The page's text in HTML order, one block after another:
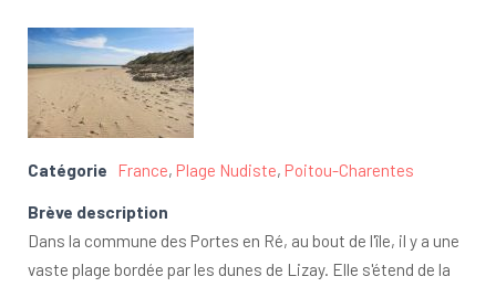
Catégorie France, Plage Nudiste, Poitou-Charentes
Brève description
Dans la commune des Portes en Ré, au bout de l'île, il y a une
vaste plage bordée par les dunes de Lizay. Elle s'étend de la